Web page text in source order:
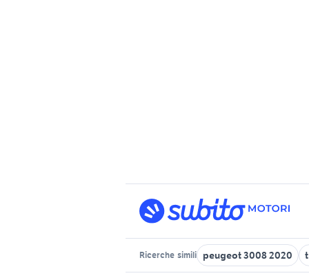
Ricerche simili peugeot 3008 2020